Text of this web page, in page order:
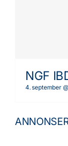
NGF
4. september